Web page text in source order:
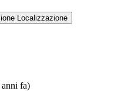
Localizzazione
anni fa)